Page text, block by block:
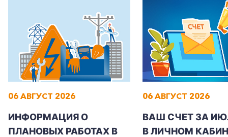
06 АВГУСТ 2026
ИНФОРМАЦИЯ О
ПЛАНОВЫХ РАБОТАХ В
06 АВГУСТ 2026
ВАШ СЧЕТ ЗА
В ЛИЧНОМ